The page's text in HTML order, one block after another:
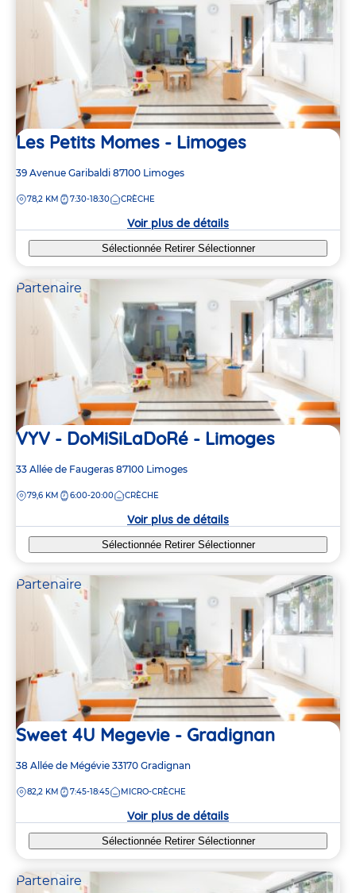
Les Petits Momes - Limoges
Adresse
la
39 Avenue Garibaldi 87100 Limoges
DISTANCE
78,2 KM 7:30-18:30 CRÈCHE
Voir plus de détails
Sélectionnée Retirer Sélectionner
Partenaire
VYV - DoMiSiLaDoRé - Limoges
Adresse
la
33 Allée de Faugeras 87100 Limoges
DISTANCE
79,6 KM 6:00-20:00 CRÈCHE
Voir plus de détails
Sélectionnée Retirer Sélectionner
Partenaire
Sweet 4U Megevie - Gradignan
Adresse
la
38 Allée de Mégévie 33170 Gradignan
DISTANCE
82,2 KM 7:45-18:45 MICRO-CRÈCHE
Voir plus de détails
Sélectionnée Retirer Sélectionner
Partenaire